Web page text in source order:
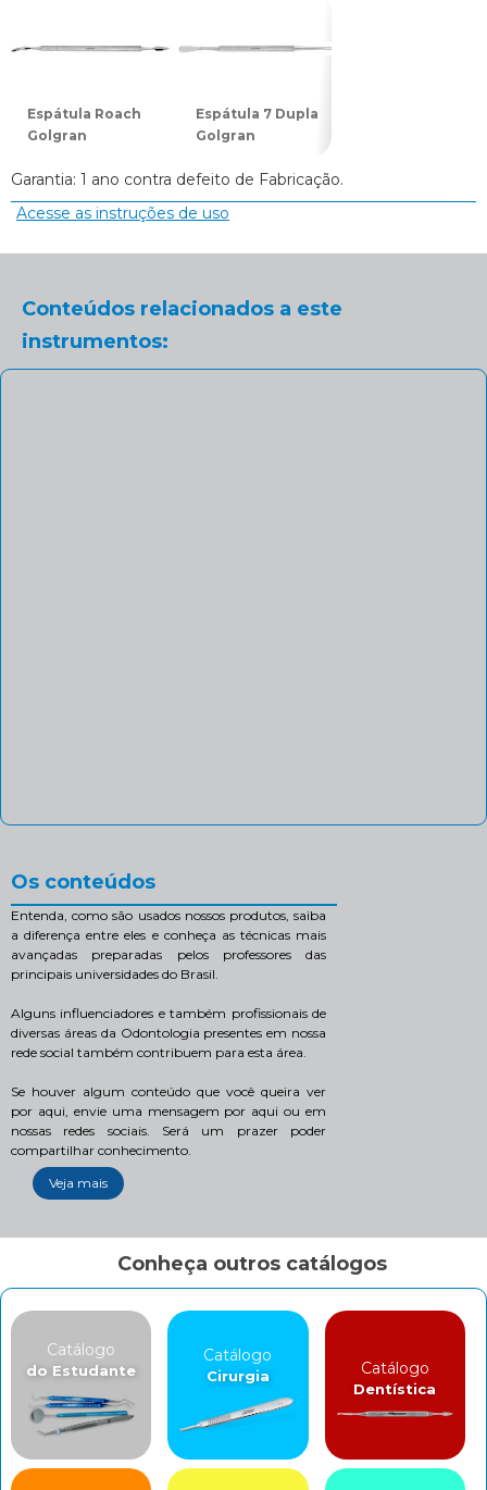
Espátula Roach
Golgran
Espátula 7 Dupla
Golgran
Garantia: 1 ano contra defeito de Fabricação.
Acesse as instruções de uso
Conteúdos relacionados a este
instrumentos:
Os conteúdos
Entenda, como são usados nossos produtos, saiba
a diferença entre eles e conheça as técnicas mais
avançadas preparadas pelos professores das
principais universidades do Brasil.
Alguns influenciadores e também profissionais de
diversas áreas da Odontologia presentes em nossa
rede social também contribuem para esta área.
Se houver algum conteúdo que você queira ver
por aqui, envie uma mensagem por aqui ou em
nossas redes sociais. Será um prazer poder
compartilhar conhecimento.
Veja mais
Conheça outros catálogos
Catálogo
do Estudante
Catálogo
Cirurgia Catálogo
Dentística